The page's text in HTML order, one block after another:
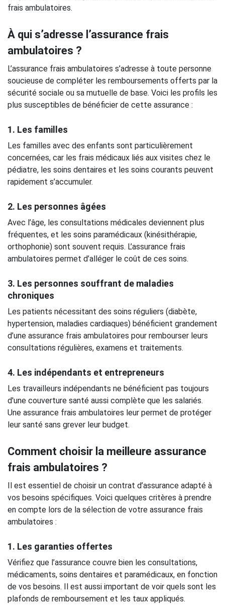
frais ambulatoires.
À qui s’adresse l’assurance frais
ambulatoires ?
L’assurance frais ambulatoires s’adresse à toute personne
soucieuse de compléter les remboursements offerts par la
sécurité sociale ou sa mutuelle de base. Voici les profils les
plus susceptibles de bénéficier de cette assurance :
1. Les familles
Les familles avec des enfants sont particulièrement
concernées, car les frais médicaux liés aux visites chez le
pédiatre, les soins dentaires et les soins courants peuvent
rapidement s’accumuler.
2. Les personnes âgées
Avec l’âge, les consultations médicales deviennent plus
fréquentes, et les soins paramédicaux (kinésithérapie,
orthophonie) sont souvent requis. L’assurance frais
ambulatoires permet d’alléger le coût de ces soins.
3. Les personnes souffrant de maladies
chroniques
Les patients nécessitant des soins réguliers (diabète,
hypertension, maladies cardiaques) bénéficient grandement
d’une assurance frais ambulatoires pour rembourser leurs
consultations régulières, examens et traitements.
4. Les indépendants et entrepreneurs
Les travailleurs indépendants ne bénéficient pas toujours
d'une couverture santé aussi complète que les salariés.
Une assurance frais ambulatoires leur permet de protéger
leur santé sans grever leur budget.
Comment choisir la meilleure assurance
frais ambulatoires ?
Il est essentiel de choisir un contrat d’assurance adapté à
vos besoins spécifiques. Voici quelques critères à prendre
en compte lors de la sélection de votre assurance frais
ambulatoires :
1. Les garanties offertes
Vérifiez que l’assurance couvre bien les consultations,
médicaments, soins dentaires et paramédicaux, en fonction
de vos besoins. Il est aussi important de voir quels sont les
plafonds de remboursement et les taux appliqués.